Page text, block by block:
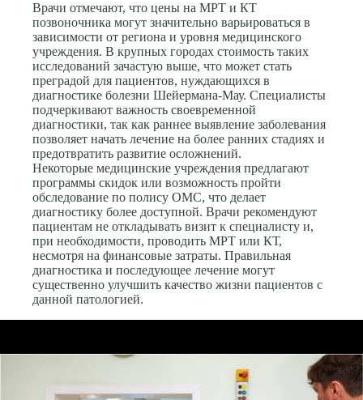
Врачи отмечают, что цены на МРТ и КТ
позвоночника могут значительно варьироваться в
зависимости от региона и уровня медицинского
учреждения. В крупных городах стоимость таких
исследований зачастую выше, что может стать
преградой для пациентов, нуждающихся в
диагностике болезни Шейермана-Мау. Специалисты
подчеркивают важность своевременной
диагностики, так как раннее выявление заболевания
позволяет начать лечение на более ранних стадиях и
предотвратить развитие осложнений.
Некоторые медицинские учреждения предлагают
программы скидок или возможность пройти
обследование по полису ОМС, что делает
диагностику более доступной. Врачи рекомендуют
пациентам не откладывать визит к специалисту и,
при необходимости, проводить МРТ или КТ,
несмотря на финансовые затраты. Правильная
диагностика и последующее лечение могут
существенно улучшить качество жизни пациентов с
данной патологией.